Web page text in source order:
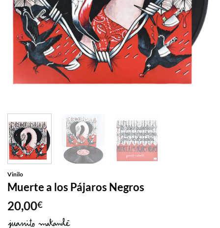
Vinilo
Muerte a los Pájaros Negros
20,00€